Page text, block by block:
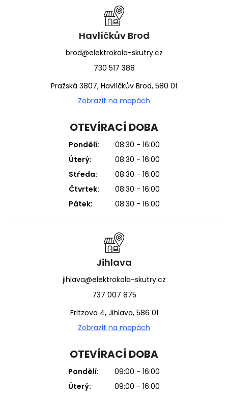
Havlíčkův Brod
brod@elektrokola-skutry.cz
730 517 388
Pražská 3807, Havlíčkův Brod, 580 01
Zobrazit na mapách
OTEVÍRACÍ DOBA
Pondělí:
08:30 - 16:00
Úterý:
08:30 - 16:00
Středa:
08:30 - 16:00
Čtvrtek:
08:30 - 16:00
Pátek:
08:30 - 16:00
Jihlava
jihlava@elektrokola-skutry.cz
737 007 875
Fritzova 4, Jihlava, 586 01
Zobrazit na mapách
OTEVÍRACÍ DOBA
Pondělí:
09:00 - 16:00
Úterý:
09:00 - 16:00